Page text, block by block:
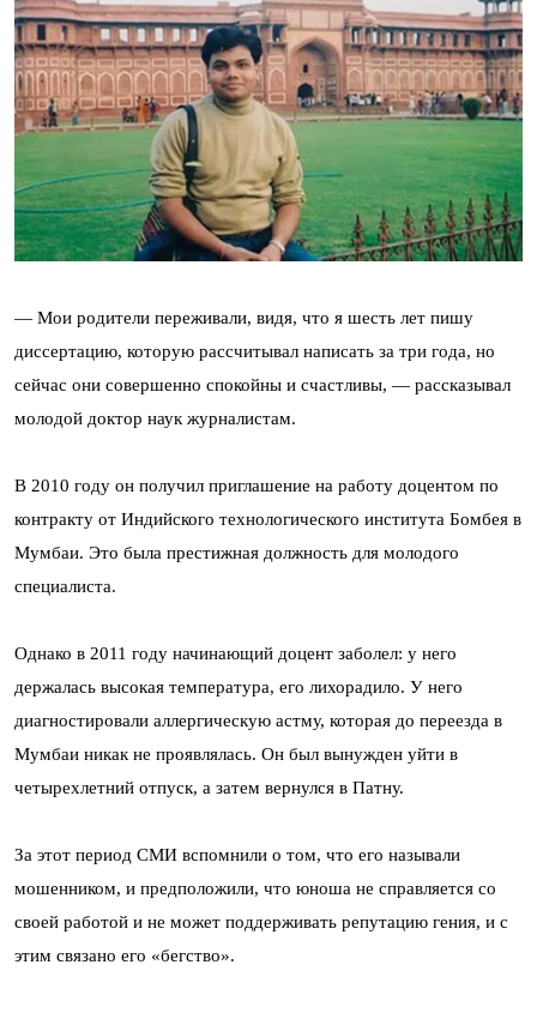
— Мои родители переживали, видя, что я шесть лет пишу
диссертацию, которую рассчитывал написать за три года, но
сейчас они совершенно спокойны и счастливы, — рассказывал
молодой доктор наук журналистам.
В 2010 году он получил приглашение на работу доцентом по
контракту от Индийского технологического института Бомбея в
Мумбаи. Это была престижная должность для молодого
специалиста.
Однако в 2011 году начинающий доцент заболел: у него
держалась высокая температура, его лихорадило. У него
диагностировали аллергическую астму, которая до переезда в
Мумбаи никак не проявлялась. Он был вынужден уйти в
четырехлетний отпуск, а затем вернулся в Патну.
За этот период СМИ вспомнили о том, что его называли
мошенником, и предположили, что юноша не справляется со
своей работой и не может поддерживать репутацию гения, и с
этим связано его «бегство».